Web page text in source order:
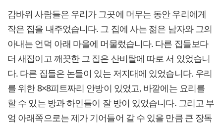
감바위 사람들은 우리가 그곳에 머무는 동안 우리에게
작은 집을 내주었습니다. 그 집에 사는 젊은 남자와 그의
아내는 언덕 아래 마을에 머물렀습니다. 다른 집들보다
더 새집이고 깨끗한 그 집은 산비탈에 따로 서 있었습니
다. 다른 집들은 논들이 있는 저지대에 있었습니다. 우리
를 위한 8×8피트짜리 안방이 있었고, 바깥에는 요리를
할 수 있는 방과 하인들이 잘 방이 있었습니다. 그리고 부
엌 아래쪽으로는 제가 기어들어 갈 수 있을 만큼 큰 장독